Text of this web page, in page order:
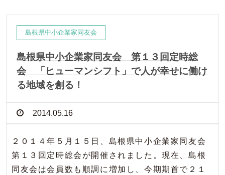
島根県中小企業家同友会
島根県中小企業家同友会 第１３回定時総
会 「ヒューマンシフト」で人が幸せに働け
る地域を創る！
2014.05.16
２０１４年５月１５日、島根県中小企業家同友会
第１３回定時総会が開催されました。現在、島根
同友会は会員数も順調に増加し、今期期首で２１